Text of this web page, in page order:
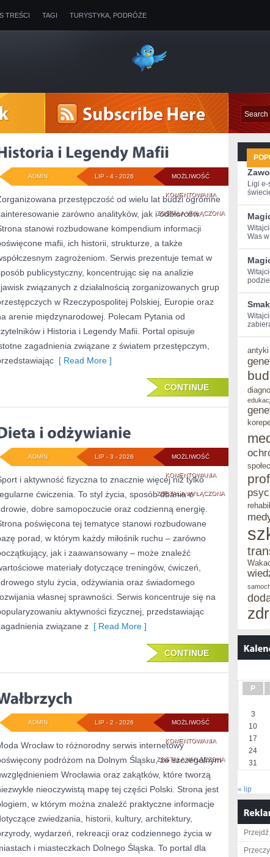
TREŚCI TAGI TURYSTYKA, PODRÓŻE
MOŻLIWOŚĆ
KOMENTOWANIAHISTORIA
I
LEGENDY
MAFII
ZOSTAŁA WYŁĄCZONA
LIP - 4 - 2026
ADMIN
przestępczość od wielu lat budzi ogromne
zarówno analityków, jak i odbiorców.
stanowi rozbudowane kompendium informacji
mafii, ich historii, strukturze, a także
zagrożeniom. Serwis prezentuje temat w
publicystyczny, koncentrując się na analizie
związanych z działalnością zorganizowanych grup
w Rzeczypospolitej Polskiej, Europie oraz
arenie międzynarodowej. Polecam Pytania od
i Historia i Legendy Mafii. Portal opisuje
zagadnienia związane z światem przestępczym,
[ Read More ]
CONTINUE
MOŻLIWOŚĆ
KOMENTOWANIADIETA
I
ODŻYWIANIE
ZOSTAŁA WYŁĄCZONA
LIP - 3 - 2026
ADMIN
i aktywność fizyczna to znacznie więcej niż tylko
ćwiczenia. To styl życia, sposób dbania o
dobre samopoczucie oraz codzienną energię.
poświęcona tej tematyce stanowi rozbudowane
porad, w którym każdy miłośnik ruchu – zarówno
jak i zaawansowany – może znaleźć
materiały dotyczące treningów, ćwiczeń,
stylu życia, odżywiania oraz świadomego
własnej sprawności. Serwis koncentruje się na
aktywności fizycznej, przedstawiając
związane z [ Read More ]
CONTINUE
MOŻLIWOŚĆ
KOMENTOWANIAWAŁBRZYCH
ZOSTAŁA WYŁĄCZONA
LIP - 2 - 2026
ADMIN
Wrocław to różnorodny serwis internetowy
podróżom na Dolnym Śląsku, ze szczególnym
Wrocławia oraz zakątków, które tworzą
nieoczywistą mapę tej części Polski. Strona jest
w którym można znaleźć praktyczne informacje
zwiedzania, historii, kultury, architektury,
wydarzeń, rekreacji oraz codziennego życia w
i miasteczkach Dolnego Śląska. To portal dla
Ligi
Was
antyki
P
3
10
17
24
31
« lip